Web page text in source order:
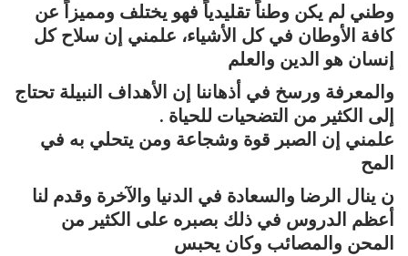
وطني لم يكن وطناً تقليدياً فهو يختلف ومميزاً عن
كافة الأوطان في كل الأشياء، علمني إن سلاح كل
إنسان هو الدين والعلم
والمعرفة ورسخ في أذهاننا إن الأهداف النبيلة تحتاج
إلى الكثير من التضحيات للحياة .
علمني إن الصبر قوة وشجاعة ومن يتحلي به في
المح
ن ينال الرضا والسعادة في الدنيا والآخرة وقدم لنا
أعظم الدروس في ذلك بصبره على الكثير من
المحن والمصائب وكان يحبس